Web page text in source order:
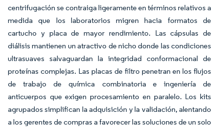
centrifugación se contraiga ligeramente en términos relativos a
medida que los laboratorios migren hacia formatos de
cartucho y placa de mayor rendimiento. Las cápsulas de
diálisis mantienen un atractivo de nicho donde las condiciones
ultrasuaves salvaguardan la integridad conformacional de
proteínas complejas. Las placas de filtro penetran en los flujos
de trabajo de química combinatoria e ingeniería de
anticuerpos que exigen procesamiento en paralelo. Los kits
agrupados simplifican la adquisición y la validación, alentando
a los gerentes de compras a favorecer las soluciones de un solo